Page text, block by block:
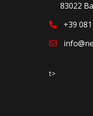
83022
+39
t>